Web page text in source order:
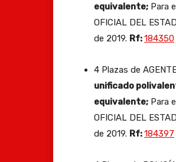
equivalente; Para
OFICIAL DEL
de 2019. Rf:184350
4 Plazas de
unificado
equivalente; Para
OFICIAL DEL
de 2019. Rf:184397